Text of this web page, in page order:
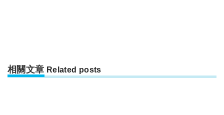
相關文章 Related posts